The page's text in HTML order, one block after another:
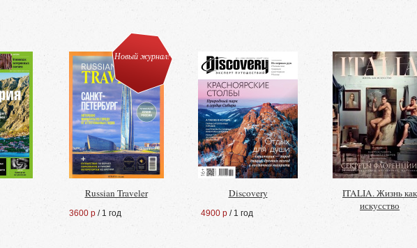
Новый журнал!
Russian Traveler
3600 р / 1 год
Discovery
4900 р / 1 год
ITALIA. Жизнь как
искусство